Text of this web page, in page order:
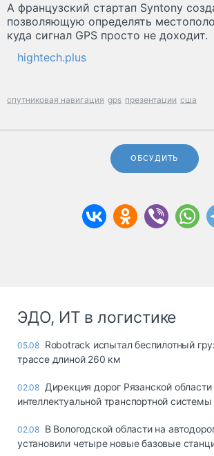
А французский стартап Syntony
позволяющую определять
куда сигнал GPS просто не доходит.
hightech.plus
спутниковая навигация gps презентации сша
ОБСУДИТЬ
ЭДО, ИТ в логистике
05.08 Robotrack испытал беспилотный
трассе длиной 260 км
02.08 Дирекция дорог Рязанской области
интеллектуальной транспортной системы
02.08 В Вологодской области на
установили четыре новые базовые